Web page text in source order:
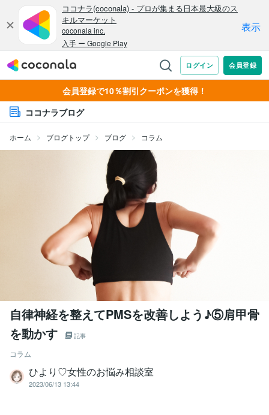
会員登録で10％割引クーポンを獲得！
ココナラブログ
ホーム ブログトップ ブログ コラム
自律神経を整えてPMSを改善しよう♪⑤肩甲骨
を動かす
記事
コラム
ひより♡女性のお悩み相談室
2023/06/13 13:44